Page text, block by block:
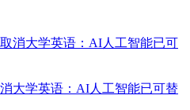
大学英语：AI人工智能已可替